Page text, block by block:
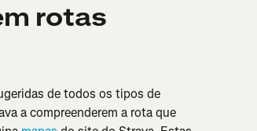
rotas
de todos os tipos de
a compreenderem a rota que